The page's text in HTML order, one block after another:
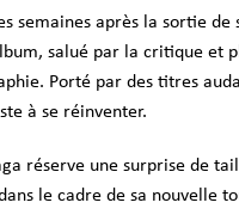
semaines après la sortie de
salué par la critique et
Porté par des titres
à se réinventer.
réserve une surprise de
le cadre de sa nouvelle